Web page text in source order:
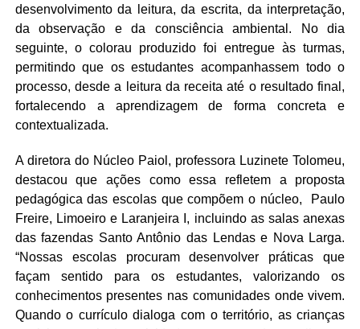
desenvolvimento da leitura, da escrita, da interpretação,
da observação e da consciência ambiental. No dia
seguinte, o colorau produzido foi entregue às turmas,
permitindo que os estudantes acompanhassem todo o
processo, desde a leitura da receita até o resultado final,
fortalecendo a aprendizagem de forma concreta e
contextualizada.
A diretora do Núcleo Paiol, professora Luzinete Tolomeu,
destacou que ações como essa refletem a proposta
pedagógica das escolas que compõem o núcleo, Paulo
Freire, Limoeiro e Laranjeira I, incluindo as salas anexas
das fazendas Santo Antônio das Lendas e Nova Larga.
“Nossas escolas procuram desenvolver práticas que
façam sentido para os estudantes, valorizando os
conhecimentos presentes nas comunidades onde vivem.
Quando o currículo dialoga com o território, as crianças